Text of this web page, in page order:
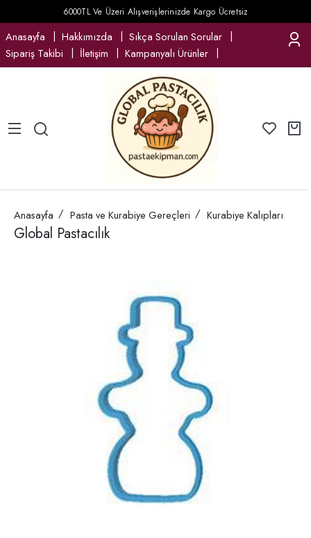
6000TL Ve Üzeri Alışverişlerinizde Kargo Ücretsiz
Anasayfa Hakkımızda
Sıkça Sorulan Sorular
Sipariş Takibi
İletişim Kampanyalı Ürünler
Anasayfa Pasta ve Kurabiye Gereçleri Kurabiye Kalıpları
Global Pastacılık